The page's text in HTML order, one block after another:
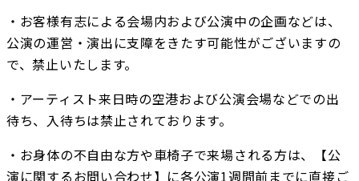
・お客様有志による会場内および公演中の企画などは、
公演の運営・演出に支障をきたす可能性がございますの
で、禁止いたします。
・アーティスト来日時の空港および公演会場などでの出
待ち、入待ちは禁止されております。
・お身体の不自由な方や車椅子で来場される方は、【公
演に関するお問い合わせ】に各公演1週間前までに直接ご